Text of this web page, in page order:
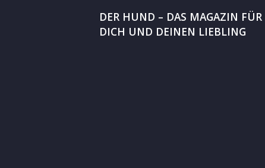
DER HUND – DAS MAGAZIN FÜR
DICH UND DEINEN LIEBLING